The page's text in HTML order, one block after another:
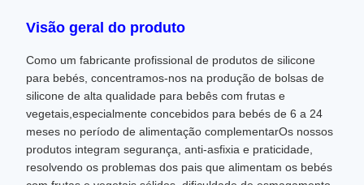
Visão geral do produto
Como um fabricante profissional de produtos de silicone
para bebés, concentramos-nos na produção de bolsas de
silicone de alta qualidade para bebês com frutas e
vegetais,especialmente concebidos para bebés de 6 a 24
meses no período de alimentação complementarOs nossos
produtos integram segurança, anti-asfixia e praticidade,
resolvendo os problemas dos pais que alimentam os bebés